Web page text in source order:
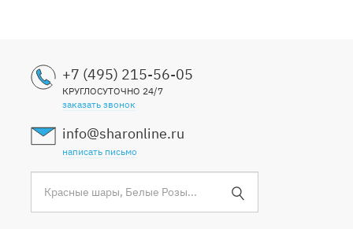
+7 (495) 215-56-05
КРУГЛОСУТОЧНО 24/7
заказать звонок
info@sharonline.ru
написать письмо